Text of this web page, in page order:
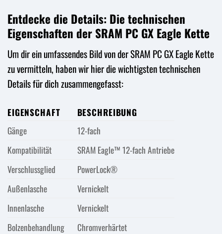
Entdecke die Details: Die technischen
Eigenschaften der SRAM PC GX Eagle Kette
Um dir ein umfassendes Bild von der SRAM PC GX Eagle Kette
zu vermitteln, haben wir hier die wichtigsten technischen
Details für dich zusammengefasst:
EIGENSCHAFT
BESCHREIBUNG
Gänge
12-fach
Kompatibilität
SRAM Eagle™ 12-fach Antriebe
Verschlussglied
PowerLock®
Außenlasche
Vernickelt
Innenlasche
Vernickelt
Bolzenbehandlung
Chromverhärtet